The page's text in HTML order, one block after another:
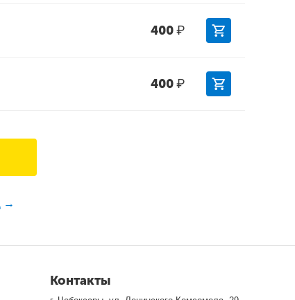
400₽
400₽
Контакты